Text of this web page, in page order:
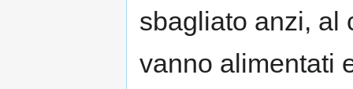
sbagliato anzi, al
vanno alimentati